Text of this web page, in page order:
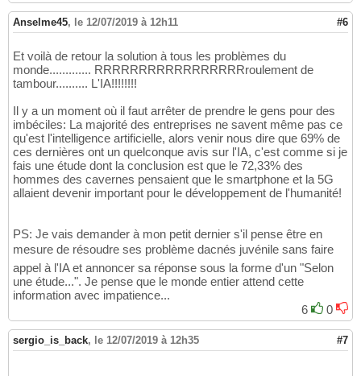
Anselme45, le 12/07/2019 à 12h11 #6
Et voilà de retour la solution à tous les problèmes du
monde............. RRRRRRRRRRRRRRRRRroulement de
tambour.......... L'IA!!!!!!!!
Il y a un moment où il faut arrêter de prendre le gens pour des
imbéciles: La majorité des entreprises ne savent même pas ce
qu'est l'intelligence artificielle, alors venir nous dire que 69% de
ces dernières ont un quelconque avis sur l'IA, c'est comme si je
fais une étude dont la conclusion est que le 72,33% des
hommes des cavernes pensaient que le smartphone et la 5G
allaient devenir important pour le développement de l'humanité!
PS: Je vais demander à mon petit dernier s'il pense être en
mesure de résoudre ses problème dacnés juvénile sans faire
appel à l'IA et annoncer sa réponse sous la forme d'un "Selon
une étude...". Je pense que le monde entier attend cette
information avec impatience...
6
0
sergio_is_back, le 12/07/2019 à 12h35 #7